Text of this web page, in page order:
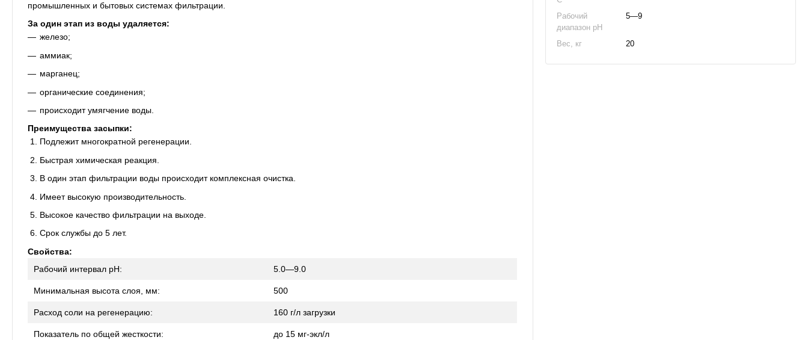
промышленных и бытовых системах фильтрации.
За один этап из воды удаляется:
железо;
аммиак;
марганец;
органические соединения;
происходит умягчение воды.
Преимущества засыпки:
Подлежит многократной регенерации.
Быстрая химическая реакция.
В один этап фильтрации воды происходит комплексная очистка.
Имеет высокую производительность.
Высокое качество фильтрации на выходе.
Срок службы до 5 лет.
Свойства:
Рабочий интервал pH:
5.0—9.0
Минимальная высота слоя, мм: 500
Расход соли на регенерацию: 160 г/л загрузки
Показатель по общей жесткости: до 15 мг-экл/л
Рабочий
диапазон pH
5—9
Вес, кг 20